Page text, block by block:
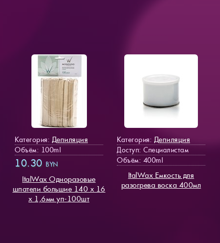
Категория: Депиляция
Объём: 100ml
10.30 BYN
ItalWax Одноразовые
шпатели большие 140 х 16
х 1,6мм уп-100шт
Категория: Депиляция
Доступ: Специалистам
Объём: 400ml
ItalWax Емкость для
разогрева воска 400мл